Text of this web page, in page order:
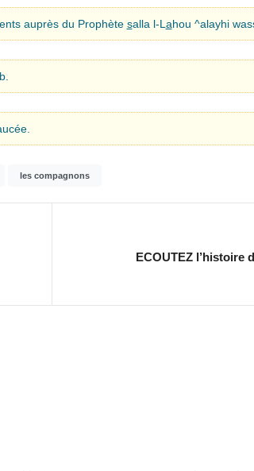
auprès du Prophète salla l-L ahou ^alayhi
les compagnons
ECOUTEZ l’histoire